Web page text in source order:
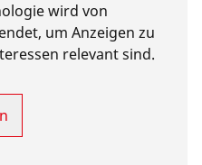
wird von
um Anzeigen zu
relevant sind.